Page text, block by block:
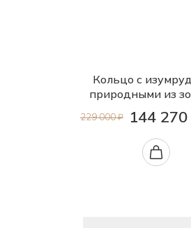
Кольцо с
природными из
229 000 ₽ 144